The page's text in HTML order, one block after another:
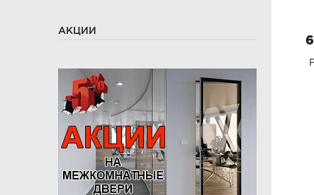
АКЦИИ